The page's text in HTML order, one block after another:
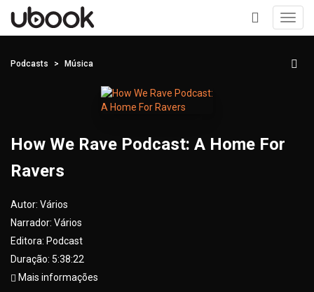
+
Podcasts Música
How We Rave Podcast: A Home For
Ravers
Autor: Vários
Narrador: Vários
Editora: Podcast
Duração: 5:38:22
Mais informações